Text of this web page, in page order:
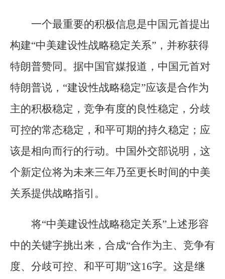
一个最重要的积极信息是中国元首提出
构建“中美建设性战略稳定关系”，并称获得
特朗普赞同。据中国官媒报道，中国元首对
特朗普说，“建设性战略稳定”应该是合作为
主的积极稳定，竞争有度的良性稳定，分歧
可控的常态稳定，和平可期的持久稳定；应
该是相向而行的行动。中国外交部说明，这
个新定位将为未来三年乃至更长时间的中美
关系提供战略指引。
将“中美建设性战略稳定关系”上述形容
中的关键字挑出来，合成“合作为主、竞争有
度、分歧可控、和平可期”这16字。这是继